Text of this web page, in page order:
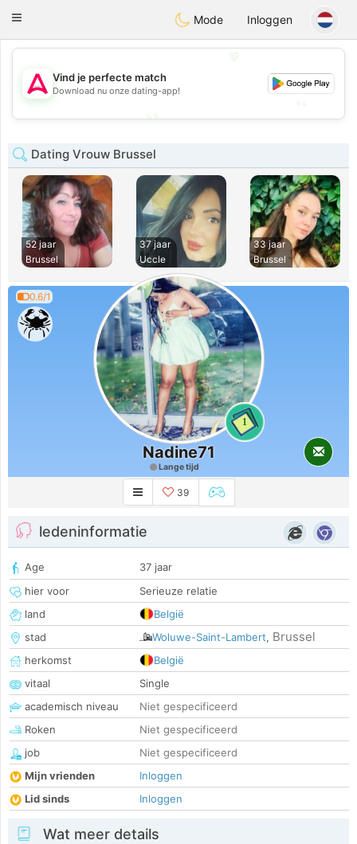
Tantôt
Toggle
Mode Inloggen
💖
💕
Vind je perfecte match
Download nu onze dating-app!
Dating Vrouw Brussel
52 jaar
Brussel
37 jaar
Uccle
33 jaar
Brussel
0.6/1
1
Nadine71
Lange tijd
39
ledeninformatie
Age
37 jaar
hier voor
Serieuze relatie
land
België
stad
Woluwe-Saint-Lambert, Brussel
herkomst
België
vitaal
Single
academisch niveau
Niet gespecificeerd
Roken
Niet gespecificeerd
job
Niet gespecificeerd
Mijn vrienden
Inloggen
Lid sinds
Inloggen
Wat meer details